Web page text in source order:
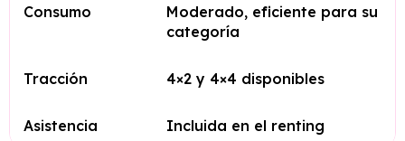
Consumo
Moderado, eficiente para su
categoría
Tracción 4×2 y 4×4 disponibles
Asistencia Incluida en el renting